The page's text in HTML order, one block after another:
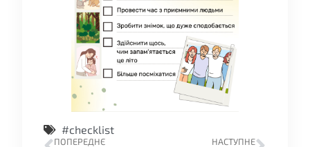
#checklist
ПОПЕРЕДНЄ НАСТУПНЕ